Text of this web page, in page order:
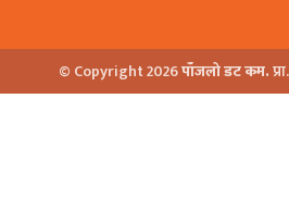
© Copyright 2026पाँजलो डट कम.